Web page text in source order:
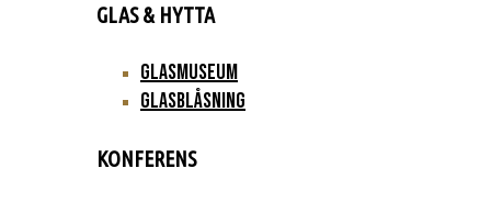
GLAS & HYTTA
Glasmuseum
Glasblåsning
KONFERENS